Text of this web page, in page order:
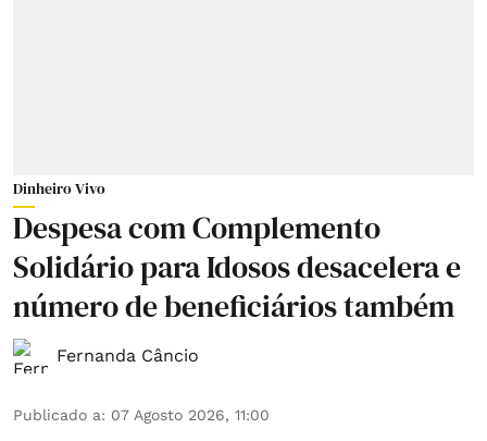
Dinheiro Vivo
Despesa com Complemento
Solidário para Idosos desacelera e
número de beneficiários também
Fernanda Câncio
Publicado a: 07 Agosto 2026, 11:00